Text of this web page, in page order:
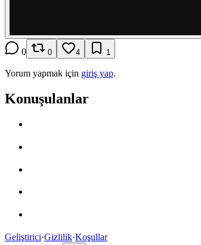
0 0 4 1
Yorum yapmak için giriş yap.
Konuşulanlar
Geliştirici·Gizlilik·Koşullar